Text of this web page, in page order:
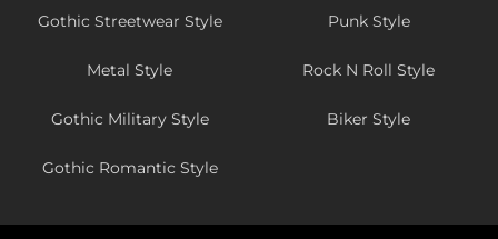
Gothic Streetwear Style Punk Style
Metal Style Rock N Roll Style
Gothic Military Style Biker Style
Gothic Romantic Style